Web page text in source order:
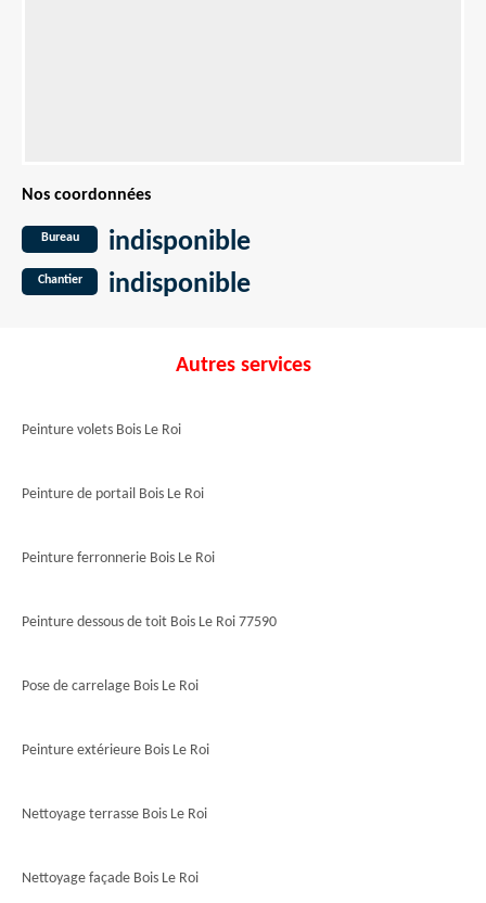
Nos coordonnées
Bureau indisponible
Chantier indisponible
Autres services
Peinture volets Bois Le Roi
Peinture de portail Bois Le Roi
Peinture ferronnerie Bois Le Roi
Peinture dessous de toit Bois Le Roi 77590
Pose de carrelage Bois Le Roi
Peinture extérieure Bois Le Roi
Nettoyage terrasse Bois Le Roi
Nettoyage façade Bois Le Roi